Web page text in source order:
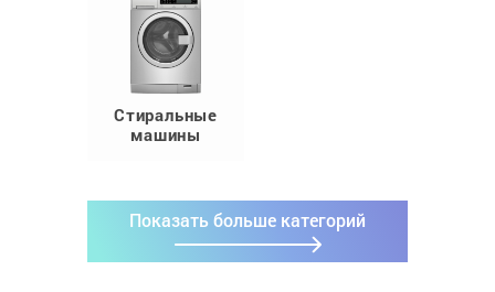
Стиральные
машины
Показать больше категорий